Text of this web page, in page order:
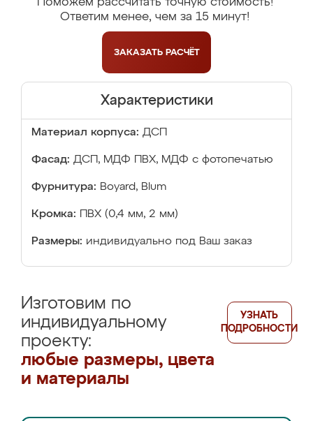
Поможем рассчитать точную стоимость!
Ответим менее, чем за 15 минут!
ЗАКАЗАТЬ РАСЧЁТ
Характеристики
Материал корпуса: ДСП
Фасад: ДСП, МДФ ПВХ, МДФ с фотопечатью
Фурнитура: Boyard, Blum
Кромка: ПВХ (0,4 мм, 2 мм)
Размеры: индивидуально под Ваш заказ
Изготовим по
индивидуальному
проекту:
любые размеры, цвета
и материалы
УЗНАТЬ
ПОДРОБНОСТИ